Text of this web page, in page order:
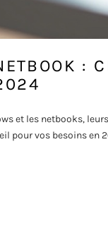
:
et les netbooks,
pour vos besoins en